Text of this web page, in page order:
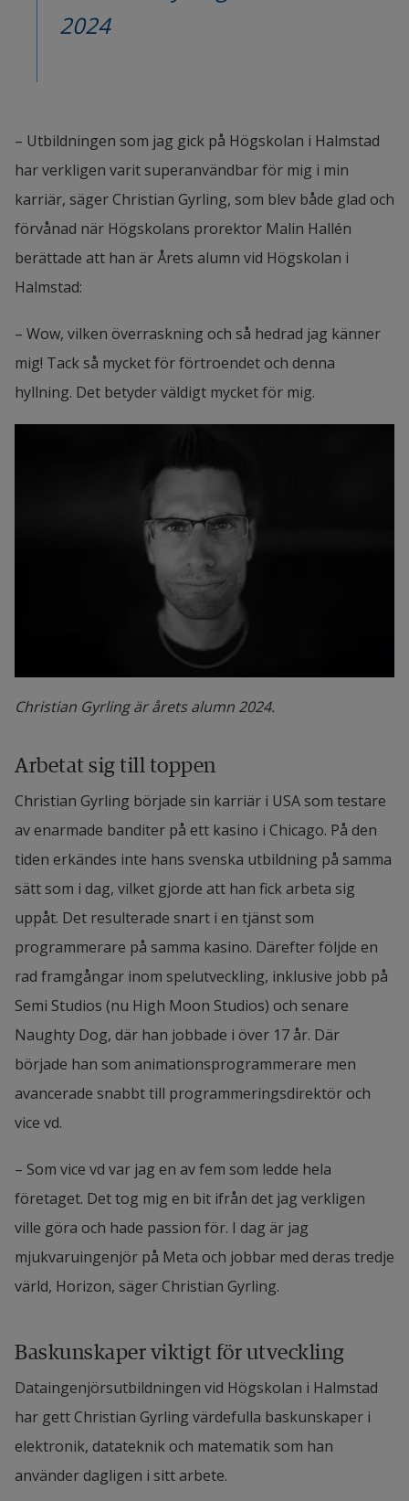
2024
– Utbildningen som jag gick på Högskolan i Halmstad
har verkligen varit superanvändbar för mig i min
karriär, säger Christian Gyrling, som blev både glad och
förvånad när Högskolans prorektor Malin Hallén
berättade att han är Årets alumn vid Högskolan i
Halmstad:
– Wow, vilken överraskning och så hedrad jag känner
mig! Tack så mycket för förtroendet och denna
hyllning. Det betyder väldigt mycket för mig.
Christian Gyrling är årets alumn 2024.
Arbetat sig till toppen
Christian Gyrling började sin karriär i USA som testare
av enarmade banditer på ett kasino i Chicago. På den
tiden erkändes inte hans svenska utbildning på samma
sätt som i dag, vilket gjorde att han fick arbeta sig
uppåt. Det resulterade snart i en tjänst som
programmerare på samma kasino. Därefter följde en
rad framgångar inom spelutveckling, inklusive jobb på
Semi Studios (nu High Moon Studios) och senare
Naughty Dog, där han jobbade i över 17 år. Där
började han som animationsprogrammerare men
avancerade snabbt till programmeringsdirektör och
vice vd.
– Som vice vd var jag en av fem som ledde hela
företaget. Det tog mig en bit ifrån det jag verkligen
ville göra och hade passion för. I dag är jag
mjukvaruingenjör på Meta och jobbar med deras tredje
värld, Horizon, säger Christian Gyrling.
Baskunskaper viktigt för utveckling
Dataingenjörsutbildningen vid Högskolan i Halmstad
har gett Christian Gyrling värdefulla baskunskaper i
elektronik, datateknik och matematik som han
använder dagligen i sitt arbete.